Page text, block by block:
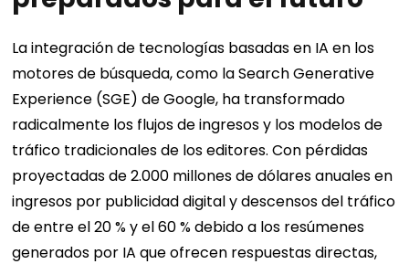
La integración de tecnologías basadas en IA en los
motores de búsqueda, como la Search Generative
Experience (SGE) de Google, ha transformado
radicalmente los flujos de ingresos y los modelos de
tráfico tradicionales de los editores. Con pérdidas
proyectadas de 2.000 millones de dólares anuales en
ingresos por publicidad digital y descensos del tráfico
de entre el 20 % y el 60 % debido a los resúmenes
generados por IA que ofrecen respuestas directas,